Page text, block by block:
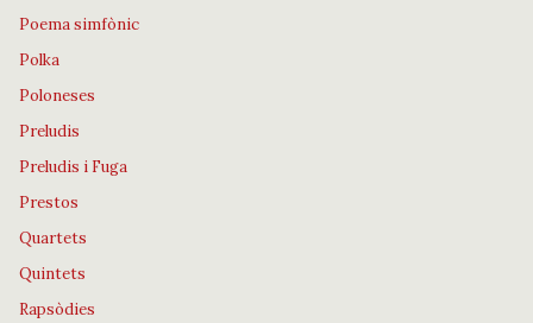
Poema simfònic
Polka
Poloneses
Preludis
Preludis i Fuga
Prestos
Quartets
Quintets
Rapsòdies